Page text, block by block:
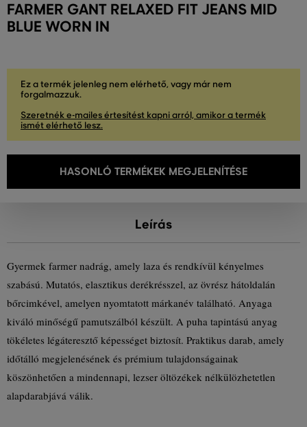
FARMER GANT RELAXED FIT JEANS MID
BLUE WORN IN
Ez a termék jelenleg nem elérhető, vagy már nem
forgalmazzuk.
Szeretnék e-mailes értesítést kapni arról, amikor a termék
ismét elérhető lesz.
HASONLÓ TERMÉKEK MEGJELENÍTÉSE
Leírás
Gyermek farmer nadrág, amely laza és rendkívül kényelmes
szabású. Mutatós, elasztikus derékrésszel, az övrész hátoldalán
bőrcimkével, amelyen nyomtatott márkanév található. Anyaga
kiváló minőségű pamutszálból készült. A puha tapintású anyag
tökéletes légáteresztő képességet biztosít. Praktikus darab, amely
időtálló megjelenésének és prémium tulajdonságainak
köszönhetően a mindennapi, lezser öltözékek nélkülözhetetlen
alapdarabjává válik.